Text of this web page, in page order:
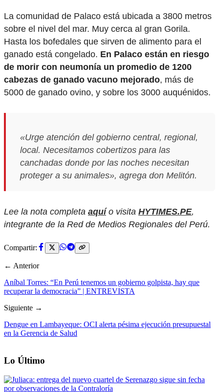
La comunidad de Palaco está ubicada a 3800 metros
sobre el nivel del mar. Muy cerca al gran Gorila.
Hasta los bofedales que sirven de alimento para el
ganado está congelado. En Palaco están en riesgo
de morir con neumonía un promedio de 1200
cabezas de ganado vacuno mejorado, más de
5000 de ganado ovino, y sobre los 3000 auquénidos.
«Urge atención del gobierno central, regional,
local. Necesitamos cobertizos para las
canchadas donde por las noches necesitan
proteger a su animales», agrega don Melitón.
Lee la nota completa aquío visita HYTIMES.PE,
integrante de la Red de Medios Regionales del Perú.
Compartir:
← Anterior
Aníbal Torres: “En Perú tenemos un gobierno golpista, hay que
recuperar la democracia” | ENTREVISTA
Siguiente →
Dengue en Lambayeque: OCI alerta pésima ejecución presupuestal
en la Gerencia de Salud
Lo Último